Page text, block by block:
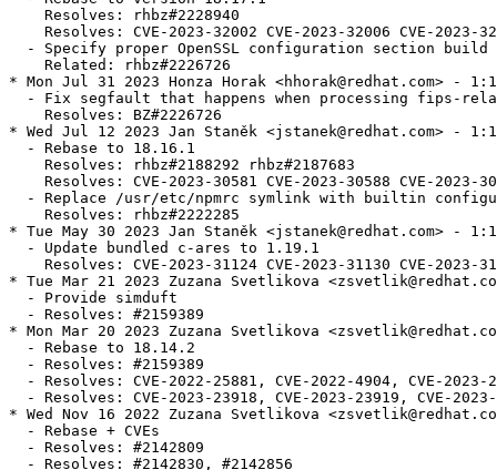
    Resolves: rhbz#2228940
Resolves: CVE-2023-32002 CVE-2023-32006 CVE-2023-
  - Specify proper OpenSSL configuration section build
    Related: rhbz#2226726
* Mon Jul 31 2023 Honza Horak <hhorak@redhat.com> -
- Fix segfault that happens when processing fips-
    Resolves: BZ#2226726
* Wed Jul 12 2023 Jan Staněk <jstanek@redhat.com> -
  - Rebase to 18.16.1
    Resolves: rhbz#2188292 rhbz#2187683
Resolves: CVE-2023-30581 CVE-2023-30588 CVE-2023-
- Replace /usr/etc/npmrc symlink with builtin
    Resolves: rhbz#2222285
* Tue May 30 2023 Jan Staněk <jstanek@redhat.com> -
  - Update bundled c-ares to 1.19.1
Resolves: CVE-2023-31124 CVE-2023-31130 CVE-2023-
* Tue Mar 21 2023 Zuzana Svetlikova
  - Provide simduft
  - Resolves: #2159389
* Mon Mar 20 2023 Zuzana Svetlikova
  - Rebase to 18.14.2
  - Resolves: #2159389
- Resolves: CVE-2022-25881, CVE-2022-4904, CVE-2023-
- Resolves: CVE-2023-23918, CVE-2023-23919, CVE-
* Wed Nov 16 2022 Zuzana Svetlikova
  - Rebase + CVEs
  - Resolves: #2142809
  - Resolves: #2142830, #2142856